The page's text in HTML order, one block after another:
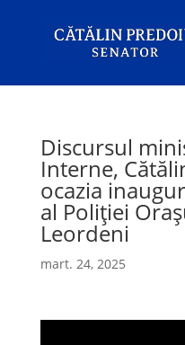
Discursul
Interne,
ocazia
al Poliției
Leordeni
mart. 24, 2025